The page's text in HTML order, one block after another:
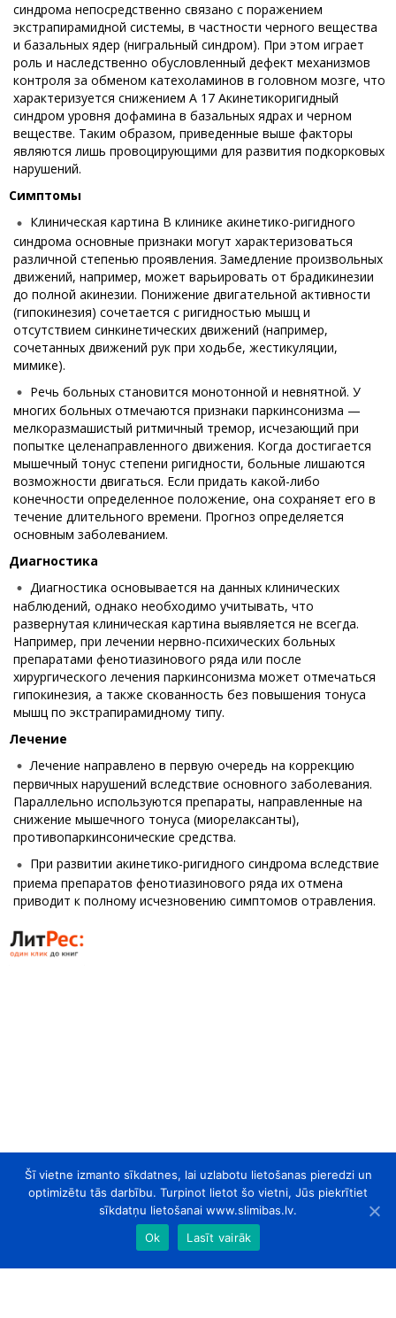
синдрома непосредственно связано с поражением
экстрапирамидной системы, в частности черного вещества
и базальных ядер (нигральный синдром). При этом играет
роль и наследственно обусловленный дефект механизмов
контроля за обменом катехоламинов в головном мозге, что
характеризуется снижением А 17 Акинетикоригидный
синдром уровня дофамина в базальных ядрах и черном
веществе. Таким образом, приведенные выше факторы
являются лишь провоцирующими для развития подкорковых
нарушений.
Симптомы
Клиническая картина В клинике акинетико-ригидного
синдрома основные признаки могут характеризоваться
различной степенью проявления. Замедление произвольных
движений, например, может варьировать от брадикинезии
до полной акинезии. Понижение двигательной активности
(гипокинезия) сочетается с ригидностью мышц и
отсутствием синкинетических движений (например,
сочетанных движений рук при ходьбе, жестикуляции,
мимике).
Речь больных становится монотонной и невнятной. У
многих больных отмечаются признаки паркинсонизма —
мелкоразмашистый ритмичный тремор, исчезающий при
попытке целенаправленного движения. Когда достигается
мышечный тонус степени ригидности, больные лишаются
возможности двигаться. Если придать какой-либо
конечности определенное положение, она сохраняет его в
течение длительного времени. Прогноз определяется
основным заболеванием.
Диагностика
Диагностика основывается на данных клинических
наблюдений, однако необходимо учитывать, что
развернутая клиническая картина выявляется не всегда.
Например, при лечении нервно-психических больных
препаратами фенотиазинового ряда или после
хирургического лечения паркинсонизма может отмечаться
гипокинезия, а также скованность без повышения тонуса
мышц по экстрапирамидному типу.
Лечение
Лечение направлено в первую очередь на коррекцию
первичных нарушений вследствие основного заболевания.
Параллельно используются препараты, направленные на
снижение мышечного тонуса (миорелаксанты),
противопаркинсонические средства.
При развитии акинетико-ригидного синдрома вследствие
приема препаратов фенотиазинового ряда их отмена
приводит к полному исчезновению симптомов отравления.
Šī vietne izmanto sīkdatnes, lai uzlabotu lietošanas pieredzi un
optimizētu tās darbību. Turpinot lietot šo vietni, Jūs piekrītiet
sīkdatņu lietošanai www.slimibas.lv.
Ok
Lasīt vairāk